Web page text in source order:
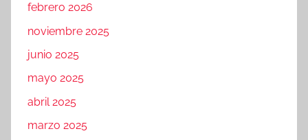
febrero 2026
noviembre 2025
junio 2025
mayo 2025
abril 2025
marzo 2025